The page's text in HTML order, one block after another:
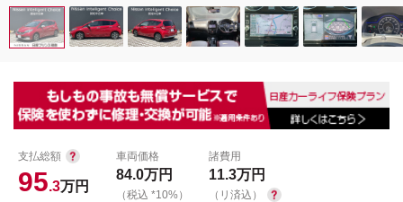
支払総額
95.3万円
車両価格
84.0万円
（税込 *10%）
諸費用
11.3万円
（リ済込）